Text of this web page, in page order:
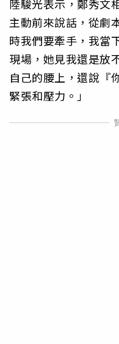
陸駿光表示，鄭秀文
主動前來說話，從劇
時我們要牽手，我當
現場，她見我還是放
自己的腰上，還說『
緊張和壓力。」